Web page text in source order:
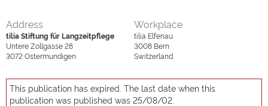
Address
tilia Stiftung für Langzeitpflege
Untere Zollgasse 28
3072Ostermundigen
Workplace
tilia Elfenau
3008 Bern
Switzerland
This publication has expired. The last date when this
publication was published was 25/08/02.